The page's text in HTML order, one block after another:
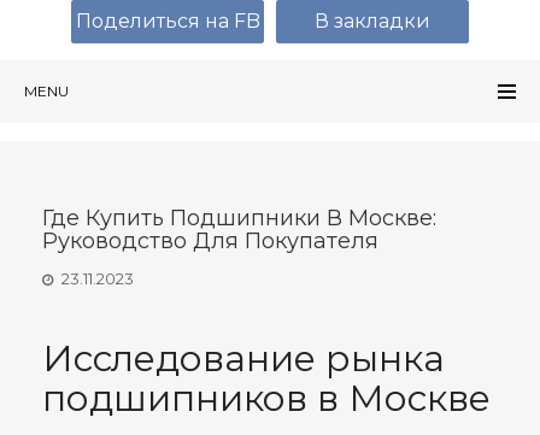
MENU
Где Купить Подшипники В Москве:
Руководство Для Покупателя
23.11.2023
Исследование рынка
подшипников в Москве
Поделиться на FB В закладки